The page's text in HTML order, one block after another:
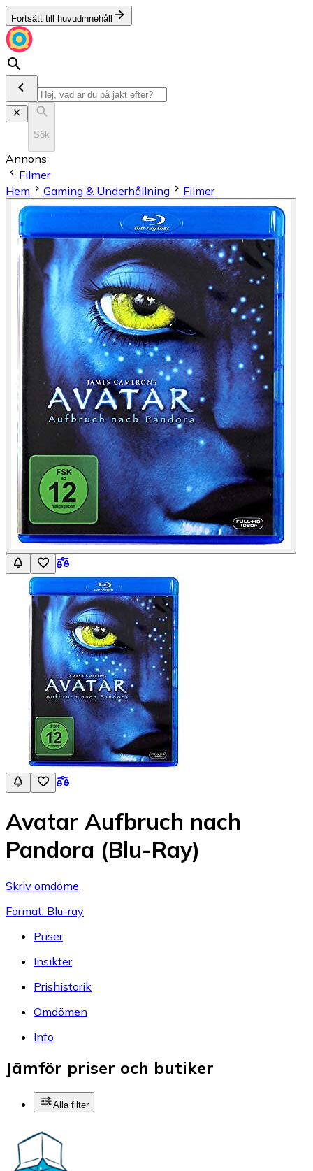
Fortsätt till huvudinnehåll
Sök
Annons
Filmer
Hem
Gaming & Underhållning Filmer
Avatar Aufbruch nach
Pandora (Blu-Ray)
Skriv omdöme
Format: Blu-ray
Priser
Insikter
Prishistorik
Omdömen
Info
Jämför priser och butiker
Alla filter